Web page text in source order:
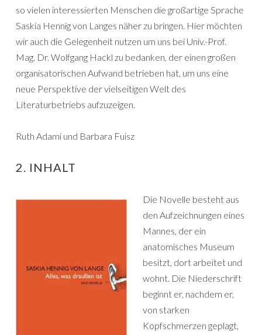
so vielen interessierten Menschen die großartige Sprache
Saskia Hennig von Langes näher zu bringen. Hier möchten
wir auch die Gelegenheit nutzen um uns bei Univ.-Prof.
Mag. Dr. Wolfgang Hackl zu bedanken, der einen großen
organisatorischen Aufwand betrieben hat, um uns eine
neue Perspektive der vielseitigen Welt des
Literaturbetriebs aufzuzeigen.
Ruth Adami und Barbara Fuisz
2. INHALT
Die Novelle besteht aus
den Aufzeichnungen eines
Mannes, der ein
anatomisches Museum
besitzt, dort arbeitet und
wohnt. Die Niederschrift
beginnt er, nachdem er,
von starken
Kopfschmerzen geplagt,